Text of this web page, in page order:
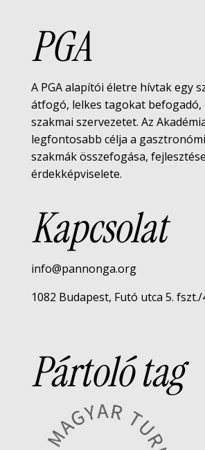
PGA
A PGA alapítói életre hívtak egy
átfogó, lelkes tagokat befogadó,
szakmai szervezetet. Az
legfontosabb célja a
szakmák összefogása,
érdekképviselete.
Kapcsolat
info@pannonga.org
1082 Budapest, Futó utca 5. fszt./
Pártoló tag